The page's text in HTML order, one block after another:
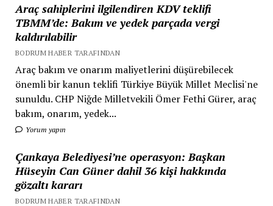
Araç sahiplerini ilgilendiren KDV teklifi
TBMM’de: Bakım ve yedek parçada vergi
kaldırılabilir
BODRUM HABER TARAFINDAN
Araç bakım ve onarım maliyetlerini düşürebilecek
önemli bir kanun teklifi Türkiye Büyük Millet Meclisi'ne
sunuldu. CHP Niğde Milletvekili Ömer Fethi Gürer, araç
bakım, onarım, yedek...
Yorum yapın
Çankaya Belediyesi’ne operasyon: Başkan
Hüseyin Can Güner dahil 36 kişi hakkında
gözaltı kararı
BODRUM HABER TARAFINDAN